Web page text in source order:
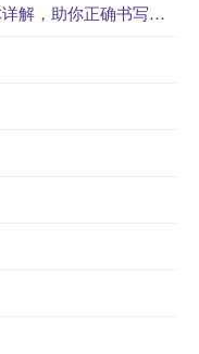
确书写汉字_汉字繁体学习